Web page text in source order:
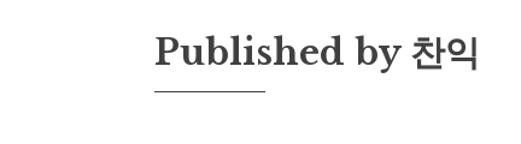
Published by 찬익